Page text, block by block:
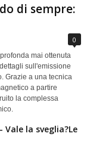
di sempre:
0
mai ottenuta
sull'emissione
Grazie a una tecnica
a partire
la complessa
la sveglia?Le